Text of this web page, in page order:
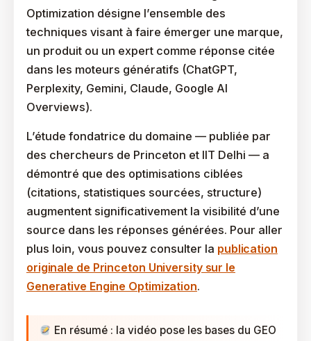
Optimization désigne l’ensemble des
techniques visant à faire émerger une marque,
un produit ou un expert comme réponse citée
dans les moteurs génératifs (ChatGPT,
Perplexity, Gemini, Claude, Google AI
Overviews).
L’étude fondatrice du domaine — publiée par
des chercheurs de Princeton et IIT Delhi — a
démontré que des optimisations ciblées
(citations, statistiques sourcées, structure)
augmentent significativement la visibilité d’une
source dans les réponses générées. Pour aller
plus loin, vous pouvez consulter la publication
originale de Princeton University sur le
Generative Engine Optimization.
En résumé : la vidéo pose les bases du GEO